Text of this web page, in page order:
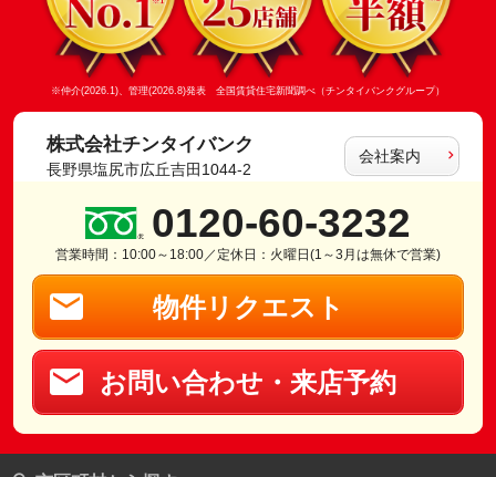
※仲介(2026.1)、管理(2026.8)発表 全国賃貸住宅新聞調べ（チンタイバンクグループ）
株式会社チンタイバンク
長野県塩尻市広丘吉田1044-2
会社案内
0120-60-3232
営業時間：10:00～18:00／定休日：火曜日(1～3月は無休で営業)
物件リクエスト
お問い合わせ・来店予約